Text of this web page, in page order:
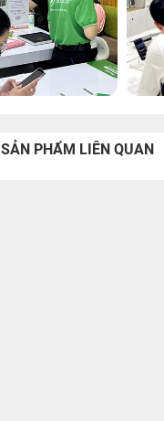
SẢN PHẨM LIÊN QUAN